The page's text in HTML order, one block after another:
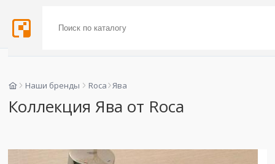
Наши бренды Roca Ява
Коллекция Ява от Roca